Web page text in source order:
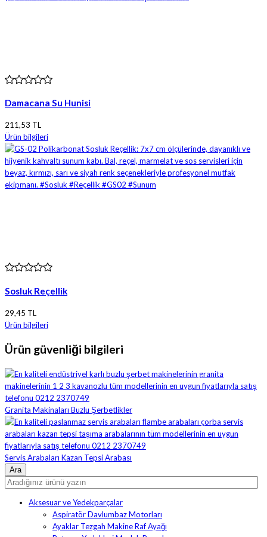
Damacana Su Hunisi
211,53 TL
Ürün bilgileri
Sosluk Reçellik
29,45 TL
Ürün bilgileri
Ürün güvenliği bilgileri
Granita Makinaları Buzlu Şerbetlikler
Servis Arabaları Kazan Tepsi Arabası
Aksesuar ve Yedekparçalar
Aspiratör Davlumbaz Motorları
Ayaklar Tezgah Makine Raf Ayağı